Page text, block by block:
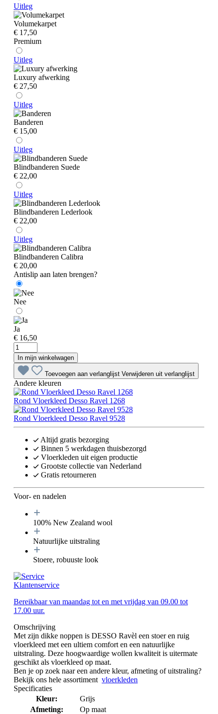
Uitleg
Volumekarpet
€ 17,50
Premium
Uitleg
Luxury afwerking
€ 27,50
Uitleg
Banderen
€ 15,00
Uitleg
Blindbanderen Suede
€ 22,00
Uitleg
Blindbanderen Lederlook
€ 22,00
Uitleg
Blindbanderen Calibra
€ 20,00
Antislip aan laten brengen?
Nee
Ja
€ 16,50
In mijn winkelwagen
Toevoegen aan verlanglijst Verwijderen uit verlanglijst
Andere kleuren
Rond Vloerkleed Desso Ravel 1268
Rond Vloerkleed Desso Ravel 9528
Altijd gratis bezorging
Binnen 5 werkdagen thuisbezorgd
Vloerkleden uit eigen productie
Grootste collectie van Nederland
Gratis retourneren
Voor- en nadelen
100% New Zealand wool
Natuurlijke uitstraling
Stoere, robuuste look
Klantenservice
Bereikbaar van maandag tot en met vrijdag van 09.00 tot
17.00 uur.
Omschrijving
Met zijn dikke noppen is DESSO Ravèl een stoer en ruig
vloerkleed met een ultiem comfort en een natuurlijke
uitstraling. Deze hoogwaardige wollen kwaliteit is uitermate
geschikt als vloerkleed op maat.
Ben je op zoek naar een andere kleur, afmeting of uitstraling?
Bekijk ons hele assortiment vloerkleden
Specificaties
Kleur:
Grijs
Afmeting:
Op maat